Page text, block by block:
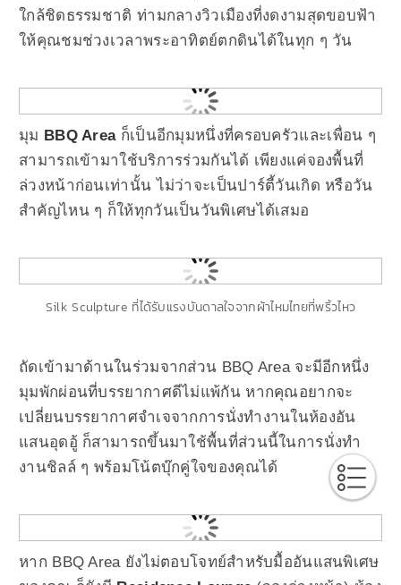
ใกล้ชิดธรรมชาติ ท่ามกลางวิวเมืองที่งดงามสุดขอบฟ้า
ให้คุณชมช่วงเวลาพระอาทิตย์ตกดินได้ในทุก ๆ วัน
มุม BBQ Areaก็เป็นอีกมุมหนึ่งที่ครอบครัวและเพื่อน ๆ
สามารถเข้ามาใช้บริการร่วมกันได้ เพียงแค่จองพื้นที่
ล่วงหน้าก่อนเท่านั้น ไม่ว่าจะเป็นปาร์ตี้วันเกิด หรือวัน
สำคัญไหน ๆ ก็ให้ทุกวันเป็นวันพิเศษได้เสมอ
Silk Sculpture ที่ได้รับแรงบันดาลใจจากผ้าไหมไทยที่พริ้วไหว
ถัดเข้ามาด้านในร่วมจากส่วน BBQ Area จะมีอีกหนึ่ง
มุมพักผ่อนที่บรรยากาศดีไม่แพ้กัน หากคุณอยากจะ
เปลี่ยนบรรยากาศจำเจจากการนั่งทำงานในห้องอัน
แสนอุดอู้ ก็สามารถขึ้นมาใช้พื้นที่ส่วนนี้ในการนั่งทำ
งานชิลล์ ๆ พร้อมโน้ตบุ๊กคู่ใจของคุณได้
หาก BBQ Area ยังไม่ตอบโจทย์สำหรับมื้ออันแสนพิเศษ